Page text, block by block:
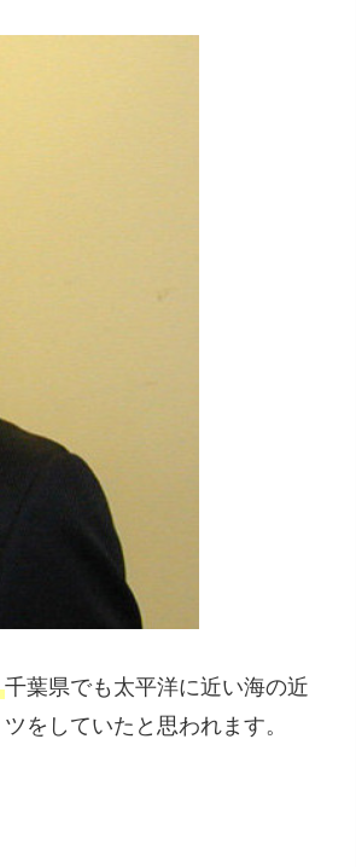
千葉県でも太平洋に近い海の近
をしていたと思われます。